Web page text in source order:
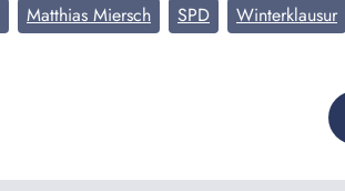
Matthias Miersch SPD Winterklausur